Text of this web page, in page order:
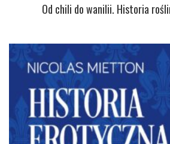
Od chili do wanilii. Historia